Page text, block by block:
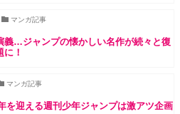
マンガ記事
義…ジャンプの懐かしい名作が続々と復
！
マンガ記事
を迎える週刊少年ジャンプは激アツ企画